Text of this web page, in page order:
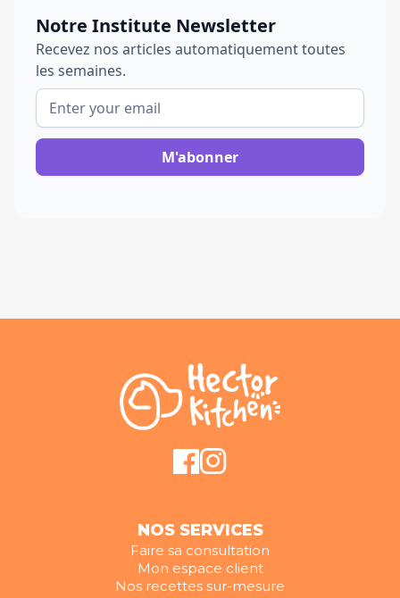
Notre Institute Newsletter
Recevez nos articles automatiquement toutes
les semaines.
NOS SERVICES
Faire sa consultation
Mon espace client
Nos recettes sur-mesure